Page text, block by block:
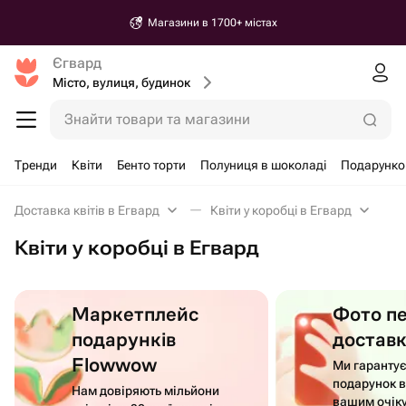
Магазини в 1700+ містах
Єгвард
Місто, вулиця, будинок
Знайти товари та магазини
Тренди Квіти Бенто торти Полуниця в шоколаді
Доставка квітів в Егвард Квіти у коробці в Егвард
Квіти у коробці в Егвард
Маркетплейс
подарунків
Flowwow
Нам довіряють мільйони
Фото
Ми
подарунок
вашим